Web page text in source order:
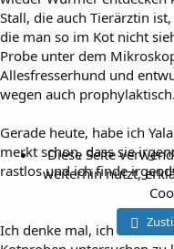
Stall, die auch Tierärztin
die man so im Kot nicht
Probe unter dem
Allesfresserhund und
wegen auch prophylaktisch.
Gerade heute, habe ich
merkt schon, dass sie
rastlos und ich finde
Ich denke mal, ich werde
Diese Seite
weiterhin nutzt,